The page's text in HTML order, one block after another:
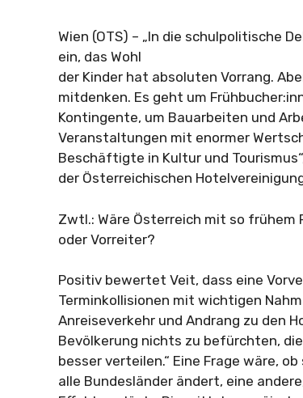
Wien (OTS) – „In die schulpolitische
ein, das Wohl
der Kinder hat absoluten Vorrang.
mitdenken. Es geht um
Kontingente, um Bauarbeiten und
Veranstaltungen mit enormer
Beschäftigte in Kultur und
der Österreichischen
Zwtl.: Wäre Österreich mit so
oder Vorreiter?
Positiv bewertet Veit, dass eine
Terminkollisionen mit wichtigen
Anreiseverkehr und Andrang zu den
Bevölkerung nichts zu befürchten,
besser verteilen.“ Eine Frage wäre,
alle Bundesländer ändert, eine